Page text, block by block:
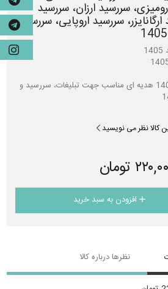
تقویم رومیزی، سررسید ارزان، سررسید
سررسید ارگانایزر، سررسید اروپایی، سررسید
تولید کننده انواع سررسید 1405 هدیه ای مناسب جهت تبلیغات، سررسید و
کالا نظر می نویسید
تومان
افزودن به سبد خرید
نظرها درباره کالا